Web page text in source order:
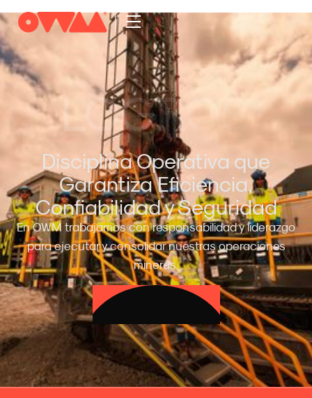
LOGROS
Disciplina Operativa que
Garantiza Eficiencia,
Confiabilidad y Seguridad
En OWM trabajamos con responsabilidad y liderazgo
para ejecutar y consolidar nuestras operaciones
mineras.